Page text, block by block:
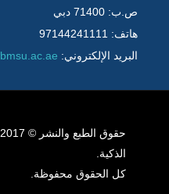
ص.ب: 71400 دبي
هاتف: 97144241111
البريد الإلكتروني:
الذكية.
كل الحقوق محفوظة.